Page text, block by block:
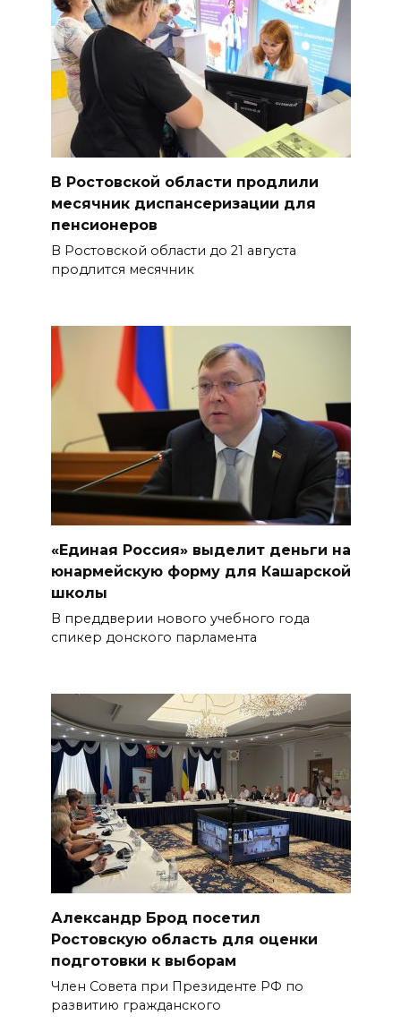
В Ростовской области продлили
месячник диспансеризации для
пенсионеров
В Ростовской области до 21 августа
продлится месячник
«Единая Россия» выделит деньги на
юнармейскую форму для Кашарской
школы
В преддверии нового учебного года
спикер донского парламента
Александр Брод посетил
Ростовскую область для оценки
подготовки к выборам
Член Совета при Президенте РФ по
развитию гражданского